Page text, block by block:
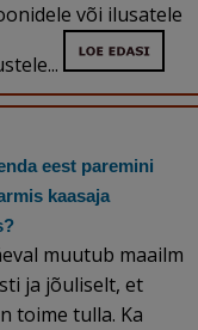
või ilusatele
eest paremini
kaasaja
muutub maailm
ja jõuliselt, et
toime tulla. Ka